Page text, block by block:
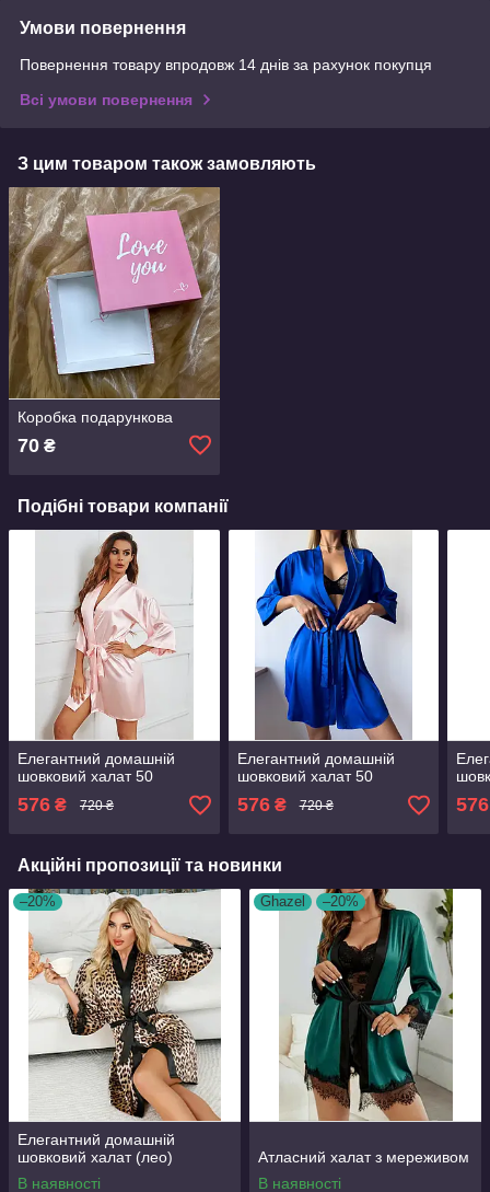
Умови повернення
Повернення товару впродовж 14 днів за рахунок покупця
Всі умови повернення
З цим товаром також замовляють
Коробка подарункова
70 ₴
Подібні товари компанії
Елегантний домашній
шовковий халат 50
576 ₴ 720 ₴
Елегантний домашній
шовковий халат 50
576₴ 720 ₴ 576
Акційні пропозиції та новинки
–20%
Елегантний домашній
шовковий халат (лео)
В наявності
Ghazel –20%
Атласний халат з мереживом
В наявності